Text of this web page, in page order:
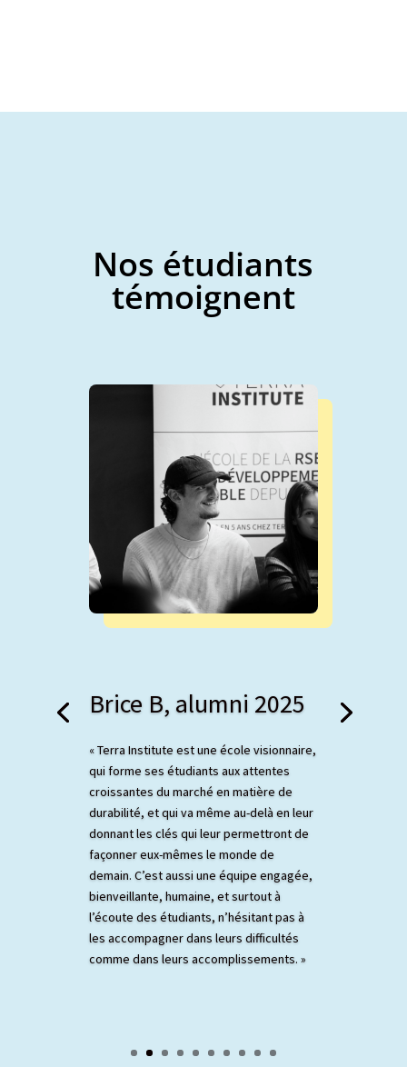
Nos étudiants
témoignent
Brice B, alumni 2025
« Terra Institute est une école visionnaire,
qui forme ses étudiants aux attentes
croissantes du marché en matière de
durabilité, et qui va même au-delà en leur
donnant les clés qui leur permettront de
façonner eux-mêmes le monde de
demain. C’est aussi une équipe engagée,
bienveillante, humaine, et surtout à
l’écoute des étudiants, n’hésitant pas à
les accompagner dans leurs difficultés
comme dans leurs accomplissements. »